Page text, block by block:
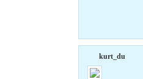
kurt_du